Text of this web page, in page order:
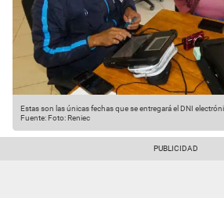
Estas son las únicas fechas que se entregará el DNI
Fuente: Foto: Reniec